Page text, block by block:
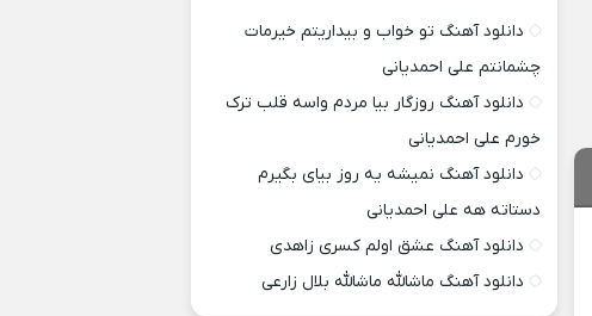
دانلود آهنگ تو خواب و بیداریتم خیرمات
چشمانتم علی احمدیانی
دانلود آهنگ روزگار بیا مردم واسه قلب ترک
خورم علی احمدیانی
دانلود آهنگ نمیشه یه روز بیای بگیرم
دستاته هه علی احمدیانی
دانلود آهنگ عشق اولم کسری زاهدی
دانلود آهنگ ماشالله ماشالله بلال زارعی